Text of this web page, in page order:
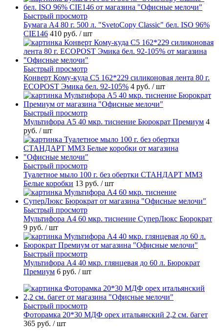
Быстрый просмотр
Бумага А4 80 г. 500 л. "SvetoCopy Classic" бел. ISO 96%
CIE146 410 руб. / шт
Быстрый просмотр
Конверт Кому-куда С5 162*229 силиконовая лента 80 г.
ECOPOST Эмика бел. 92-105% 4 руб. / шт
Быстрый просмотр
Мультифора А5 40 мкр. тиснение Бюрократ Премиум 4
руб. / шт
Быстрый просмотр
Туалетное мыло 100 г. без обертки СТАНДАРТ ММЗ
Белые коробки 13 руб. / шт
Быстрый просмотр
Мультифора А4 60 мкр. тиснение СуперЛюкс Бюрократ
9 руб. / шт
Быстрый просмотр
Мультифора А4 40 мкр. глянцевая до 60 л. Бюрократ
Премиум 6 руб. / шт
Быстрый просмотр
Фоторамка 20*30 МДФ орех итальянский 2,2 см. багет
365 руб. / шт